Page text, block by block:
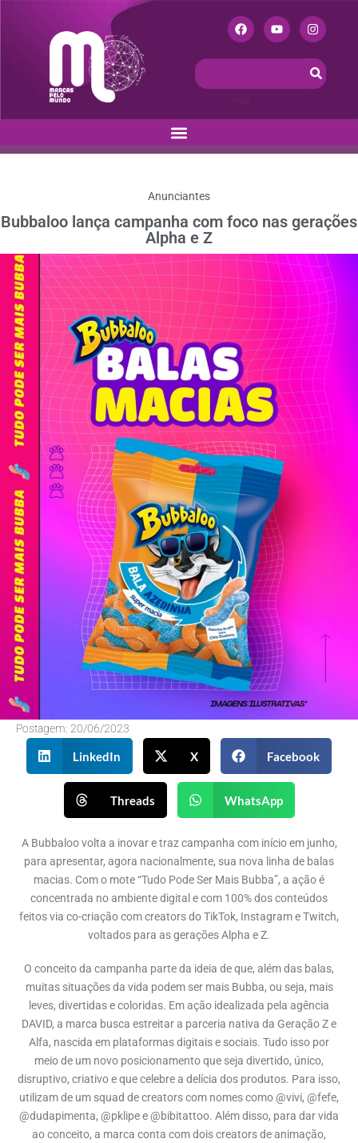
Anunciantes
Bubbaloo lança campanha com foco nas gerações
Alpha e Z
Postagem: 20/06/2023
LinkedIn X Facebook
Threads WhatsApp
A Bubbaloo volta a inovar e traz campanha com início em junho,
para apresentar, agora nacionalmente, sua nova linha de balas
macias. Com o mote “Tudo Pode Ser Mais Bubba”, a ação é
concentrada no ambiente digital e com 100% dos conteúdos
feitos via co-criação com creators do TikTok, Instagram e Twitch,
voltados para as gerações Alpha e Z.
O conceito da campanha parte da ideia de que, além das balas,
muitas situações da vida podem ser mais Bubba, ou seja, mais
leves, divertidas e coloridas. Em ação idealizada pela agência
DAVID, a marca busca estreitar a parceria nativa da Geração Z e
Alfa, nascida em plataformas digitais e sociais. Tudo isso por
meio de um novo posicionamento que seja divertido, único,
disruptivo, criativo e que celebre a delícia dos produtos. Para isso,
utilizam de um squad de creators com nomes como @vivi, @fefe,
@dudapimenta, @pklipe e @bibitattoo. Além disso, para dar vida
ao conceito, a marca conta com dois creators de animação,